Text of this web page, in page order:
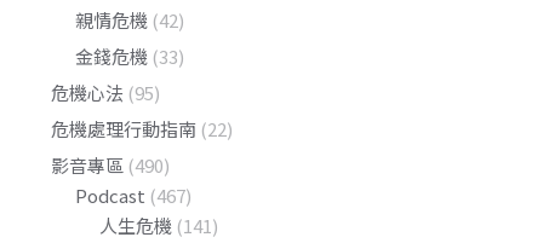
親情危機 (42)
金錢危機 (33)
危機心法 (95)
危機處理行動指南 (22)
影音專區 (490)
Podcast (467)
人生危機 (141)